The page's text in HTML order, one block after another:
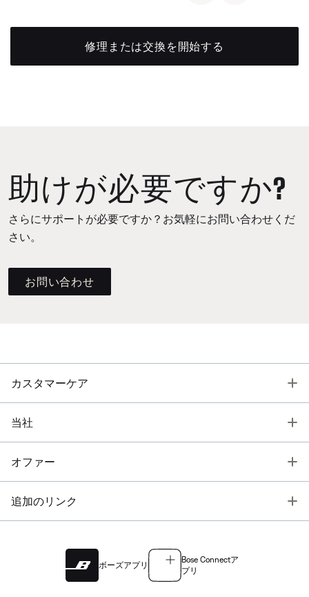
修理または交換を開始する
助けが必要ですか?
さらにサポートが必要ですか？お気軽にお問い合わせくだ
さい。
お問い合わせ
カスタマーケア
当社
オファー
追加のリンク
ボーズアプリ
Bose Connectア
プリ